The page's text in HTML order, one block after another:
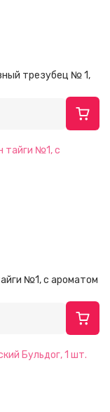
трезубец № 1,
№1, с ароматом